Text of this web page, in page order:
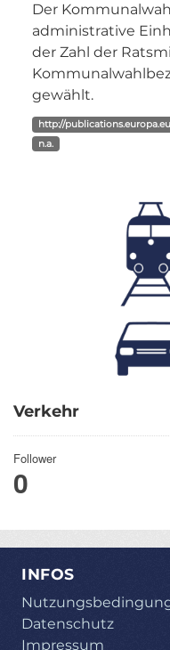
Verkehr
Follower
0
Der
administrative
der Zahl der
gewählt.
http://
n.a.
INFOS
Datenschutz
Impressum